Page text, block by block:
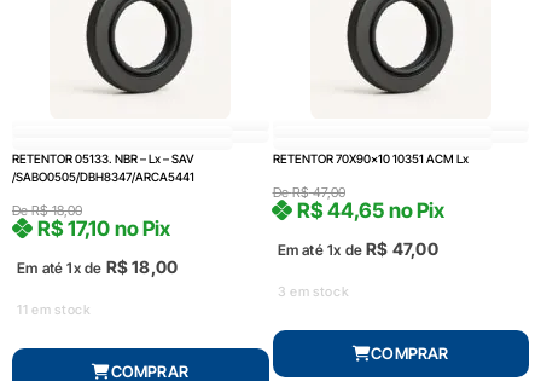
RETENTOR 05133. NBR – Lx – SAV
/SABO0505/DBH8347/ARCA5441
DeR$18,00
Em até 1x de R$18,00
R$17,10 no Pix
11 em stock
COMPRAR
RETENTOR 70X90x10 10351 ACM Lx
DeR$47,00
Em até 1x de R$ 47,00
R$44,65 no Pix
3 em stock
COMPRAR